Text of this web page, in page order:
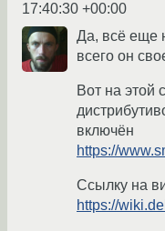
17:40:30 +00:00
Да, всё еще
всего он
Вот на этой
включён
https://
Ссылку на
https://